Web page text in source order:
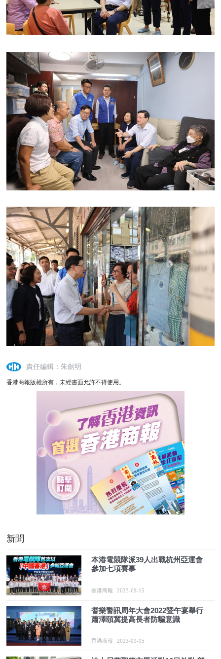
責任編輯：朱劍明
香港商報版權所有，未經書面允許不得使用。
新聞
本港電競隊派39人出戰杭州亞運會
參加七項賽事
香港商報 2023-09-15
耆樂警訊周年大會2022暨午宴舉行
蕭澤頤冀提高長者防騙意識
香港商報 2023-09-15